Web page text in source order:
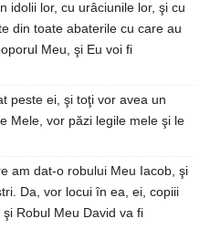
idolii lor, cu urâciunile lor, şi cu
din toate abaterile cu care au
Meu, şi Eu voi fi
peste ei, şi toţi vor avea un
Mele, vor păzi legile mele şi le
am dat-o robului Meu Iacob, şi
Da, vor locui în ea, ei, copiii
şi Robul Meu David va fi